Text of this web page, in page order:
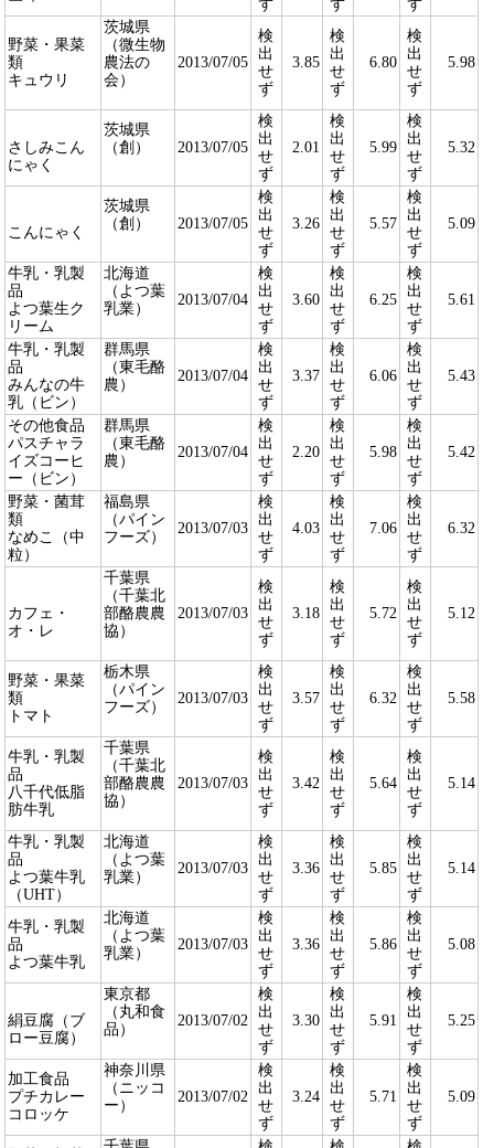
ず
ず
ず
野菜・果菜
類
キュウリ
茨城県
（微生物
農法の
会）
2013/07/05
検
出
せ
ず
3.85
検
出
せ
ず
6.80
検
出
せ
ず
5.98
さしみこん
にゃく
茨城県
（創）
2013/07/05
検
出
せ
ず
2.01
検
出
せ
ず
5.99
検
出
せ
ず
5.32
こんにゃく
茨城県
（創）
2013/07/05
検
出
せ
ず
3.26
検
出
せ
ず
5.57
検
出
せ
ず
5.09
牛乳・乳製
品
よつ葉生ク
リーム
北海道
（よつ葉
乳業）
2013/07/04
検
出
せ
ず
3.60
検
出
せ
ず
6.25
検
出
せ
ず
5.61
牛乳・乳製
品
みんなの牛
乳（ビン）
群馬県
（東毛酪
農）
2013/07/04
検
出
せ
ず
3.37
検
出
せ
ず
6.06
検
出
せ
ず
5.43
その他食品
パスチャラ
イズコーヒ
ー（ビン）
群馬県
（東毛酪
農）
2013/07/04
検
出
せ
ず
2.20
検
出
せ
ず
5.98
検
出
せ
ず
5.42
野菜・菌茸
類
なめこ（中
粒）
福島県
（パイン
フーズ）
2013/07/03
検
出
せ
ず
4.03
検
出
せ
ず
7.06
検
出
せ
ず
6.32
カフェ・
オ・レ
千葉県
（千葉北
部酪農農
協）
2013/07/03
検
出
せ
ず
3.18
検
出
せ
ず
5.72
検
出
せ
ず
5.12
野菜・果菜
類
トマト
栃木県
（パイン
フーズ）
2013/07/03
検
出
せ
ず
3.57
検
出
せ
ず
6.32
検
出
せ
ず
5.58
牛乳・乳製
品
八千代低脂
肪牛乳
千葉県
（千葉北
部酪農農
協）
2013/07/03
検
出
せ
ず
3.42
検
出
せ
ず
5.64
検
出
せ
ず
5.14
牛乳・乳製
品
よつ葉牛乳
（UHT）
北海道
（よつ葉
乳業）
2013/07/03
検
出
せ
ず
3.36
検
出
せ
ず
5.85
検
出
せ
ず
5.14
牛乳・乳製
品
よつ葉牛乳
北海道
（よつ葉
乳業）
2013/07/03
検
出
せ
ず
3.36
検
出
せ
ず
5.86
検
出
せ
ず
5.08
絹豆腐（ブ
ロー豆腐）
東京都
（丸和食
品）
2013/07/02
検
出
せ
ず
3.30
検
出
せ
ず
5.91
検
出
せ
ず
5.25
加工食品
プチカレー
コロッケ
神奈川県
（ニッコ
ー）
2013/07/02
検
出
せ
ず
3.24
検
出
せ
ず
5.71
検
出
せ
ず
5.09